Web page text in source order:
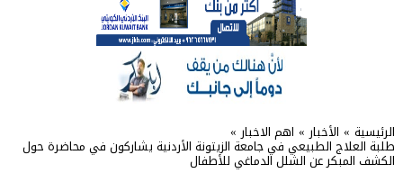
الرئيسية » الأخبار » اهم الاخبار »
طلبة العلاج الطبيعي في جامعة الزيتونة الأردنية يشاركون في محاضرة حول
الكشف المبكر عن الشلل الدماغي للأطفال